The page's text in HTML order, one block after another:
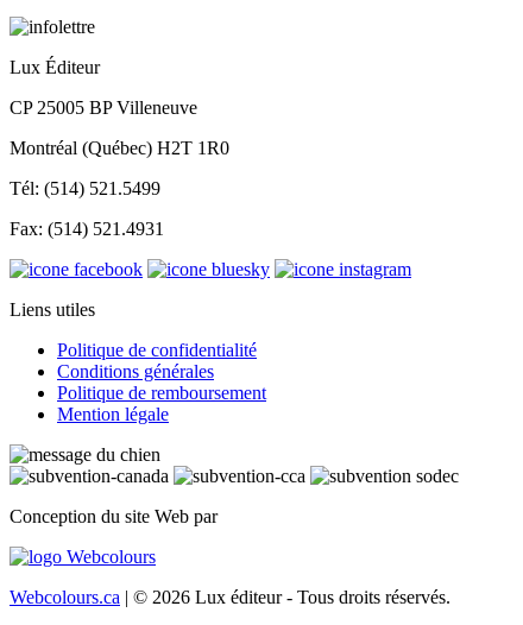
Lux Éditeur
CP 25005 BP Villeneuve
Montréal (Québec) H2T 1R0
Tél: (514) 521.5499
Fax: (514) 521.4931
Liens utiles
Politique de confidentialité
Conditions générales
Politique de remboursement
Mention légale
Conception du site Web par
Webcolours.ca | © 2026 Lux éditeur - Tous droits réservés.